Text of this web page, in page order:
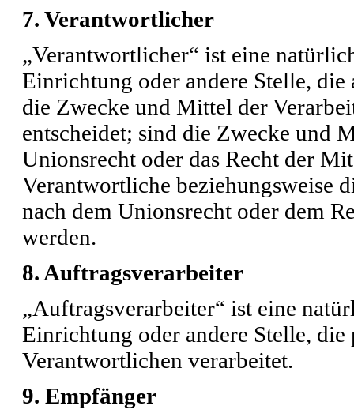
7. Verantwortlicher
„Verantwortlicher“ ist eine
Einrichtung oder andere Stelle,
die Zwecke und Mittel der
entscheidet; sind die Zwecke und
Unionsrecht oder das Recht der
Verantwortliche beziehungsweise
nach dem Unionsrecht oder dem
werden.
8. Auftragsverarbeiter
„Auftragsverarbeiter“ ist eine
Einrichtung oder andere Stelle,
Verantwortlichen verarbeitet.
9. Empfänger